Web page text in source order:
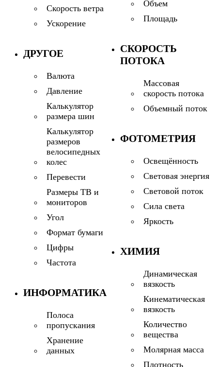
Скорость ветра
Ускорение
ДРУГОЕ
Валюта
Давление
Калькулятор
размера шин
Калькулятор
размеров
велосипедных
колес
Перевести
Размеры ТВ и
мониторов
Угол
Формат бумаги
Цифры
Частота
ИНФОРМАТИКА
Полоса
пропускания
Хранение
данных
Объем
Площадь
СКОРОСТЬ
ПОТОКА
Массовая
скорость потока
Объемный поток
ФОТОМЕТРИЯ
Освещённость
Световая энергия
Световой поток
Сила света
Яркость
ХИМИЯ
Динамическая
вязкость
Кинематическая
вязкость
Количество
вещества
Молярная масса
Плотность